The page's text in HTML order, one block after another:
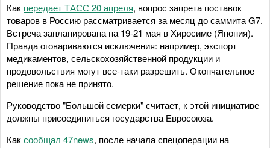
Как передает ТАСС 20 апреля, вопрос запрета поставок
товаров в Россию рассматривается за месяц до саммита G7.
Встреча запланирована на 19-21 мая в Хиросиме (Япония).
Правда оговариваются исключения: например, экспорт
медикаментов, сельскохозяйственной продукции и
продовольствия могут все-таки разрешить. Окончательное
решение пока не принято.
Руководство "Большой семерки" считает, к этой инициативе
должны присоединиться государства Евросоюза.
Каксообщал 47news, после начала спецоперации на